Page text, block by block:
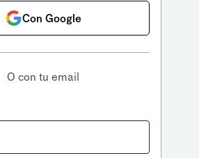
Con Google
O con tu email